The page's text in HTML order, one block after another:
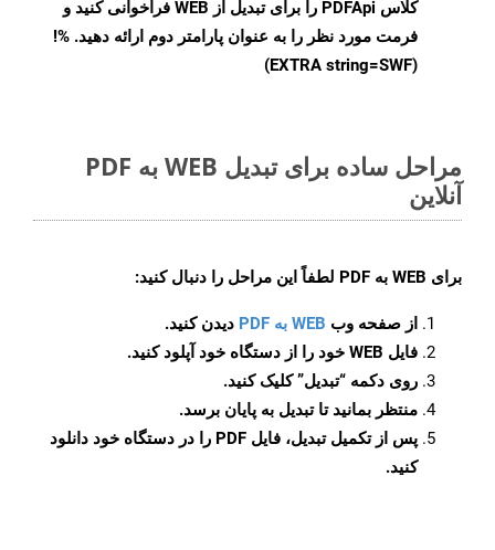
کلاس PDFApi را برای تبدیل از WEB فراخوانی کنید و
فرمت مورد نظر را به عنوان پارامتر دوم ارائه دهید. %!
(EXTRA string=SWF)
مراحل ساده برای تبدیل WEB به PDF
آنلاین
برای WEB به PDF لطفاً این مراحل را دنبال کنید:
از صفحه وب WEB به PDF
دیدن کنید.
فایل WEB خود را از دستگاه خود آپلود کنید.
روی دکمه “تبدیل”کلیک کنید.
منتظر بمانید تا تبدیل به پایان برسد.
پس از تکمیل تبدیل، فایل PDF را در دستگاه خود دانلود
کنید.